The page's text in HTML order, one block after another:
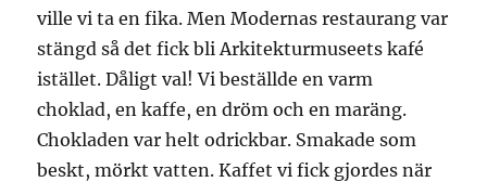
ville vi ta en fika. Men Modernas restaurang var
stängd så det fick bli Arkitekturmuseets kafé
istället. Dåligt val! Vi beställde en varm
choklad, en kaffe, en dröm och en maräng.
Chokladen var helt odrickbar. Smakade som
beskt, mörkt vatten. Kaffet vi fick gjordes när